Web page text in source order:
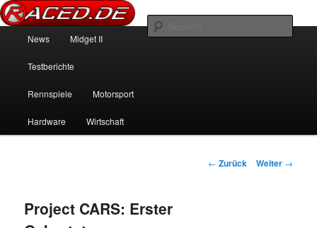
Raced.de
News über Rennspiele und der echten Autowelt
Zum Inhalt wechseln
Zum sekundären Inhalt wechseln
News Midget II
Testberichte
Rennspiele Motorsport
Hardware Wirtschaft
Beitrags-Navigation
← Zurück Weiter →
Project CARS: Erster